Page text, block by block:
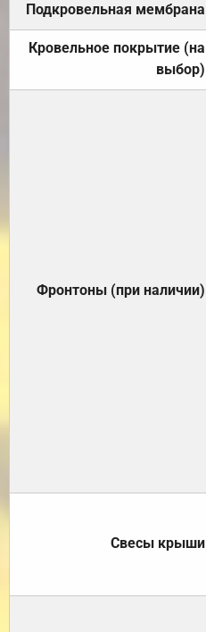
Подкровельная мембрана
Кровельное покрытие (на
выбор)
Фронтоны (при наличии)
Свесы крыши